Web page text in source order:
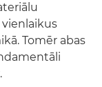
vienlaikus
Tomēr abas